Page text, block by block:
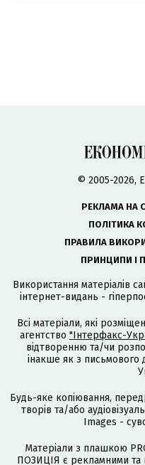
© 2005-2026,
РЕКЛАМА НА
ПОЛІТИКА
ПРАВИЛА
ПРИНЦИПИ І
Використання матеріалів
інтернет-видань -
Всі матеріали, які
агентство "Інтерфакс-
відтворенню та/чи
інакше як з письмового
Будь-яке копіювання,
творів та/або
Images -
Матеріали з плашкою
ПОЗИЦІЯ є рекламними та